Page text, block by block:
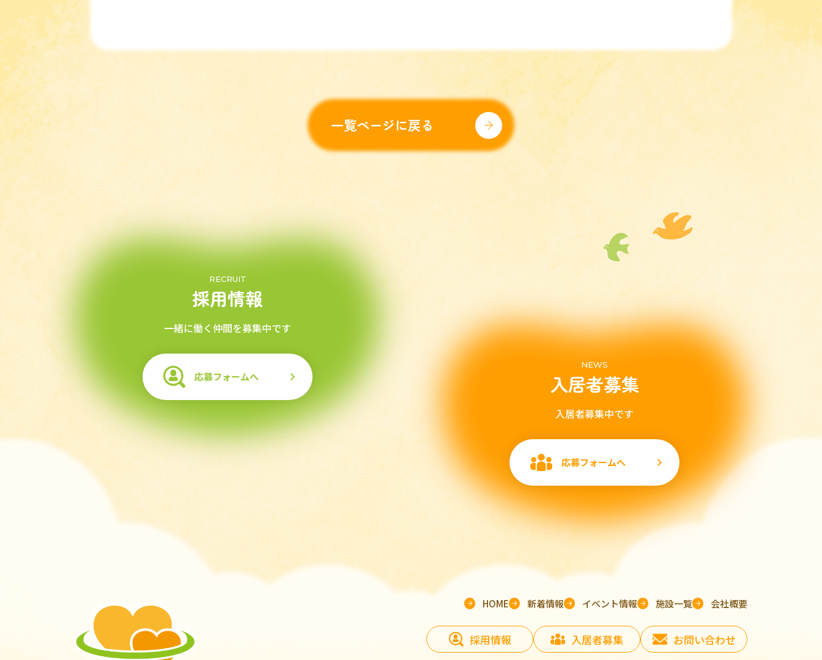
一覧ページに戻る
RECRUIT
採用情報
一緒に働く仲間を募集中です
応募フォームへ
NEWS
入居者募集
入居者募集中です
応募フォームへ
HOME 新着情報 イベント情報 施設一覧 会社概要
採用情報 入居者募集 お問い合わせ